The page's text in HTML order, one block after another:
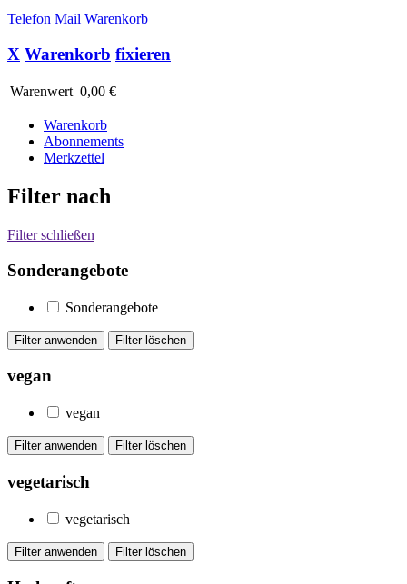
Telefon Mail Warenkorb
X Warenkorb fixieren
Warenwert 0,00 €
Warenkorb
Abonnements
Merkzettel
Filter nach
Filter schließen
Sonderangebote
Sonderangebote
vegan
vegan
vegetarisch
vegetarisch